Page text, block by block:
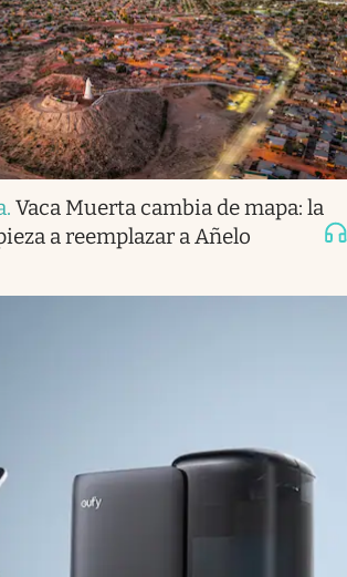
. Vaca Muerta cambia de mapa: la
a reemplazar a Añelo